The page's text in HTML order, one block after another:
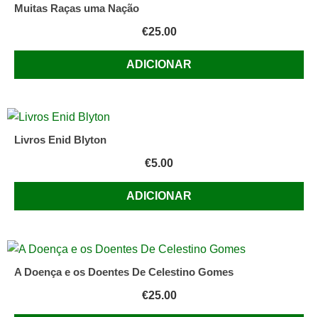
Muitas Raças uma Nação
€25.00
ADICIONAR
Livros Enid Blyton
€5.00
ADICIONAR
A Doença e os Doentes De Celestino Gomes
€25.00